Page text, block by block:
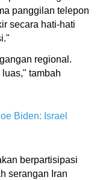
panggilan telepon
secara hati-hati
regional.
tambah
Biden: Israel
berpartisipasi
serangan Iran